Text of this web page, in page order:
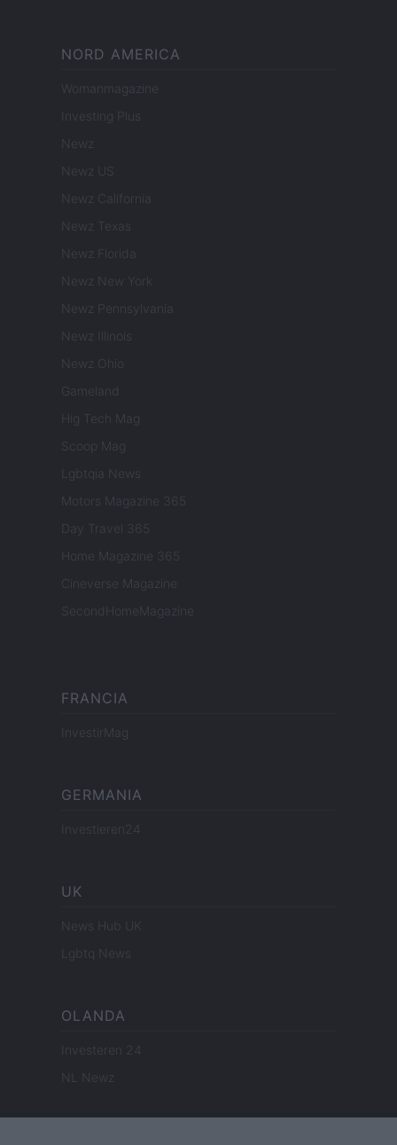
NORD AMERICA
Womanmagazine
Investing Plus
Newz
Newz US
Newz California
Newz Texas
Newz Florida
Newz New York
Newz Pennsylvania
Newz Illinois
Newz Ohio
Gameland
Hig Tech Mag
Scoop Mag
Lgbtqia News
Motors Magazine 365
Day Travel 365
Home Magazine 365
Cineverse Magazine
SecondHomeMagazine
FRANCIA
InvestirMag
GERMANIA
Investieren24
UK
News Hub UK
Lgbtq News
OLANDA
Investeren 24
NL Newz